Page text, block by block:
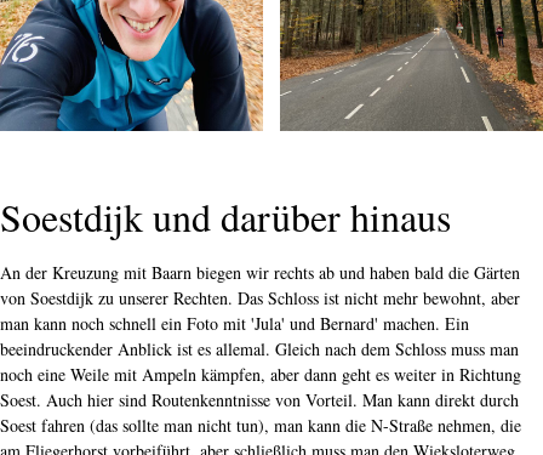
Soestdijk und darüber hinaus
An der Kreuzung mit Baarn biegen wir rechts ab und haben bald die Gärten
von Soestdijk zu unserer Rechten. Das Schloss ist nicht mehr bewohnt, aber
man kann noch schnell ein Foto mit 'Jula' und Bernard' machen. Ein
beeindruckender Anblick ist es allemal. Gleich nach dem Schloss muss man
noch eine Weile mit Ampeln kämpfen, aber dann geht es weiter in Richtung
Soest. Auch hier sind Routenkenntnisse von Vorteil. Man kann direkt durch
Soest fahren (das sollte man nicht tun), man kann die N-Straße nehmen, die